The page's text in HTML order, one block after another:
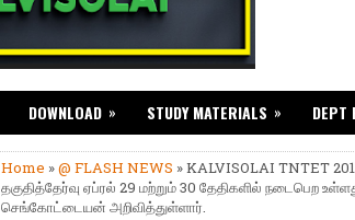
DOWNLOAD » STUDY MATERIALS » DEPT
Home »@ FLASH NEWS » KALVISOLAI TNTET
தகுதித்தேர்வு ஏப்ரல் 29 மற்றும் 30 தேதிகளில் நடைபெற
செங்கோட்டையன் அறிவித்துள்ளார்.